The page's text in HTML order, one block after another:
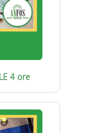
4 ore